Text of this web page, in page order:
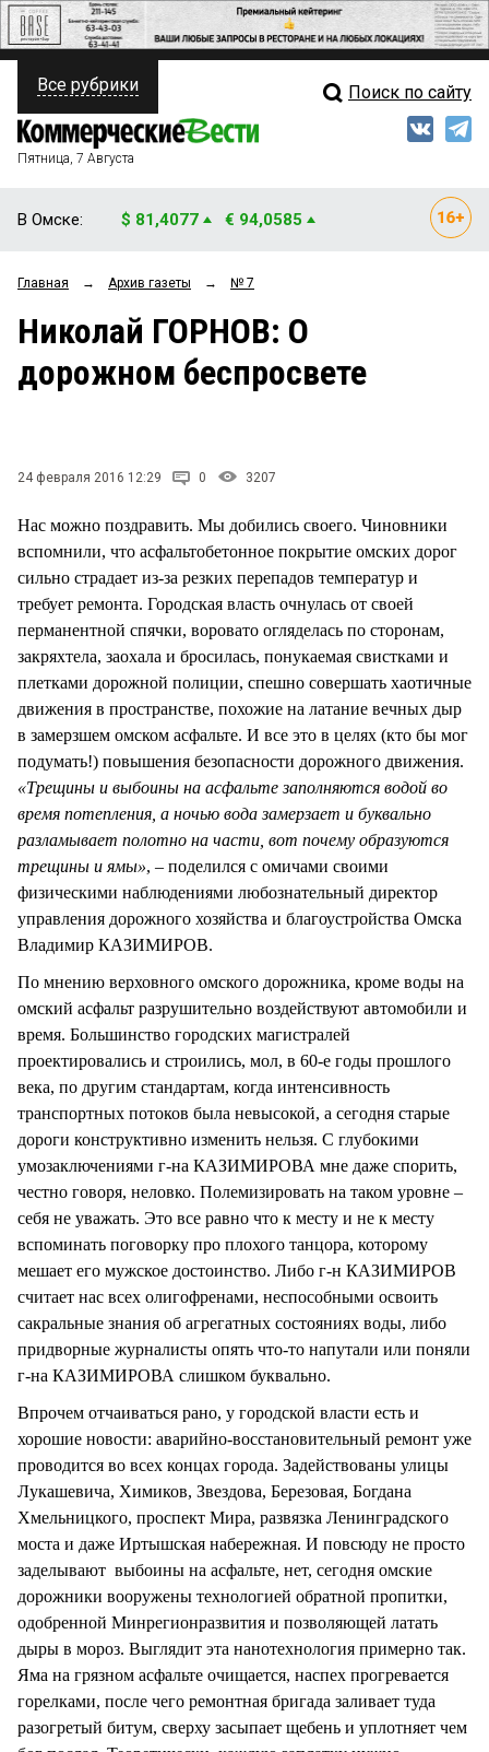
ПОЛИТИКА
ФИНАНСЫ
ОБЩЕСТВО
ЗАКОН
НОВОСТИ КОМПАНИЙ
СТИЛЬ ЖИЗНИ
Свежий выпуск
Рейтинги
Блоги
Все рубрики Поиск по сайту
Пятница, 7 Августа
В Омске: $ 81,4077 € 94,0585
Главная → Архив газеты → № 7
Николай ГОРНОВ: О
дорожном беспросвете
24 февраля 2016 12:29 0 3207
Нас можно поздравить. Мы добились своего. Чиновники
вспомнили, что асфальтобетонное покрытие омских дорог
сильно страдает из-за резких перепадов температур и
требует ремонта. Городская власть очнулась от своей
перманентной спячки, воровато огляделась по сторонам,
закряхтела, заохала и бросилась, понукаемая свистками и
плетками дорожной полиции, спешно совершать хаотичные
движения в пространстве, похожие на латание вечных дыр
в замерзшем омском асфальте. И все это в целях (кто бы мог
подумать!) повышения безопасности дорожного движения.
«Трещины и выбоины на асфальте заполняются водой во
время потепления, а ночью вода замерзает и буквально
разламывает полотно на части, вот почему образуются
трещины и ямы», – поделился с омичами своими
физическими наблюдениями любознательный директор
управления дорожного хозяйства и благоустройства Омска
Владимир КАЗИМИРОВ.
По мнению верховного омского дорожника, кроме воды на
омский асфальт разрушительно воздействуют автомобили и
время. Большинство городских магистралей
проектировались и строились, мол, в 60-е годы прошлого
века, по другим стандартам, когда интенсивность
транспортных потоков была невысокой, а сегодня старые
дороги конструктивно изменить нельзя. С глубокими
умозаключениями г-на КАЗИМИРОВА мне даже спорить,
честно говоря, неловко. Полемизировать на таком уровне –
себя не уважать. Это все равно что к месту и не к месту
вспоминать поговорку про плохого танцора, которому
мешает его мужское достоинство. Либо г-н КАЗИМИРОВ
считает нас всех олигофренами, неспособными освоить
сакральные знания об агрегатных состояниях воды, либо
придворные журналисты опять что-то напутали или поняли
г-на КАЗИМИРОВА слишком буквально.
Впрочем отчаиваться рано, у городской власти есть и
хорошие новости: аварийно-восстановительный ремонт уже
проводится во всех концах города. Задействованы улицы
Лукашевича, Химиков, Звездова, Березовая, Богдана
Хмельницкого, проспект Мира, развязка Ленинградского
моста и даже Иртышская набережная. И повсюду не просто
заделывают выбоины на асфальте, нет, сегодня омские
дорожники вооружены технологией обратной пропитки,
одобренной Минрегионразвития и позволяющей латать
дыры в мороз. Выглядит эта нанотехнология примерно так.
Яма на грязном асфальте очищается, наспех прогревается
горелками, после чего ремонтная бригада заливает туда
разогретый битум, сверху засыпает щебень и уплотняет чем